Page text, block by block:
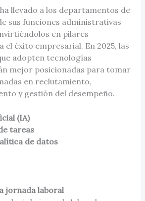
llevado a los departamentos de
sus funciones administrativas
en pilares
el éxito empresarial. En 2025, las
adopten tecnologías
mejor posicionadas para tomar
en reclutamiento,
y gestión del desempeño.
(IA)
tareas
de datos
jornada laboral